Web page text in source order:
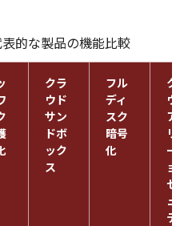
的な製品の機能比較
クラ
ウド
サン
ドボ
ック
ス
フル
ディ
スク
暗号
化
クラ
ウド
アプ
リケ
ーシ
ョン
セキ
ュリ
ティ